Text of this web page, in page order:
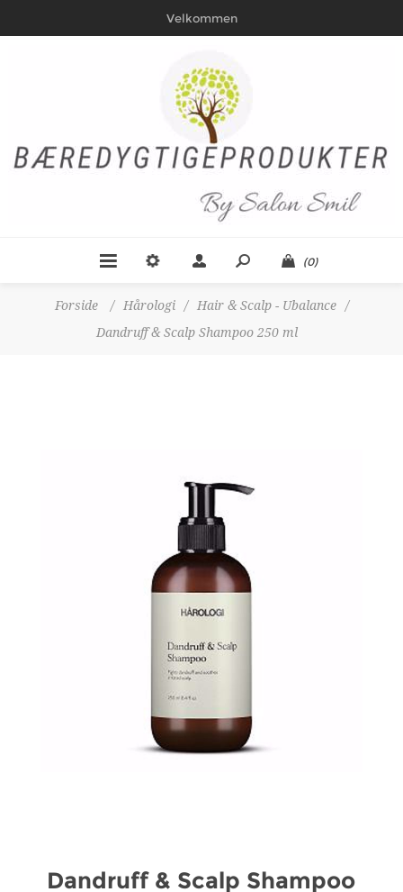
Velkommen
(0)
Forside / Hårologi / Hair & Scalp - Ubalance
/
Dandruff & Scalp Shampoo 250 ml
Dandruff & Scalp Shampoo